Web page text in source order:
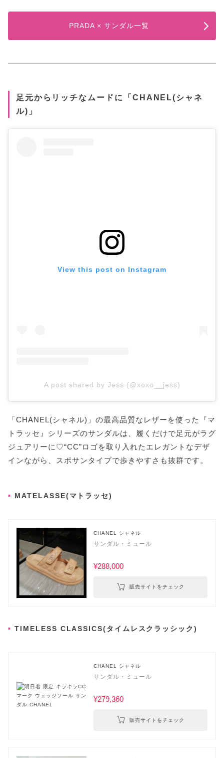
PRADA × サンダル一覧
足元からリッチなムードに「CHANEL(シャネ
ル)」
View this post on Instagram
A post shared by Jess (@xoxo__jess)
「CHANEL(シャネル)」の最高品質なレザーを使った『マ
トラッセ』シリーズのサンダルは、履くだけで足元がラグ
ジュアリーに♡“CC”ロゴを取り入れたエレガントなデザ
インながら、スポサンタイプで歩きやすさも抜群です。
MATELASSE(マトラッセ)
CHANEL シャネル
サンダル・ミュール
¥288,000
販売サイトをチェック
TIMELESS CLASSICS(タイムレスクラッシック)
CHANEL シャネル
サンダル・ミュール
¥279,360
販売サイトをチェック